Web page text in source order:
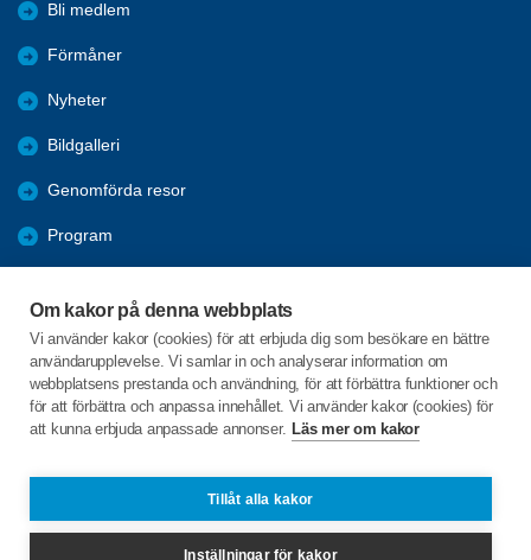
Om kakor på denna webbplats
Vi använder kakor (cookies) för att erbjuda dig som besökare en bättre
användarupplevelse. Vi samlar in och analyserar information om
webbplatsens prestanda och användning, för att förbättra funktioner och
för att förbättra och anpassa innehållet. Vi använder kakor (cookies) för
att kunna erbjuda anpassade annonser. Läs mer om kakor
Tillåt alla kakor
Inställningar för kakor
Bli medlem
Förmåner
Nyheter
Bildgalleri
Genomförda resor
Program
Årsmöten
Hänt i Sydporten
C/o:Christer Fredriksson